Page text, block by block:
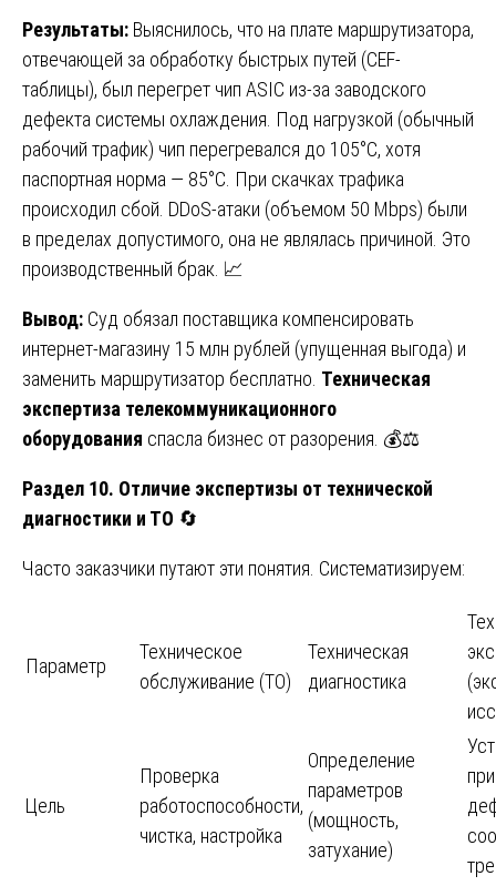
Результаты: Выяснилось, что на плате маршрутизатора,
отвечающей за обработку быстрых путей (CEF-
таблицы), был перегрет чип ASIC из-за заводского
дефекта системы охлаждения. Под нагрузкой (обычный
рабочий трафик) чип перегревался до 105°C, хотя
паспортная норма — 85°C. При скачках трафика
происходил сбой. DDoS-атаки (объемом 50 Mbps) были
в пределах допустимого, она не являлась причиной. Это
производственный брак. 📈
Вывод: Суд обязал поставщика компенсировать
интернет-магазину 15 млн рублей (упущенная выгода) и
заменить маршрутизатор бесплатно. Техническая
экспертиза телекоммуникационного
оборудования спасла бизнес от разорения. 💰⚖️
Раздел 10. Отличие экспертизы от технической
диагностики и ТО 🔄
Часто заказчики путают эти понятия. Систематизируем:
Параметр
Техническое
обслуживание (ТО)
Техническая
диагностика
Цель
Проверка
работоспособности,
чистка, настройка
Определение
параметров
(мощность,
затухание)